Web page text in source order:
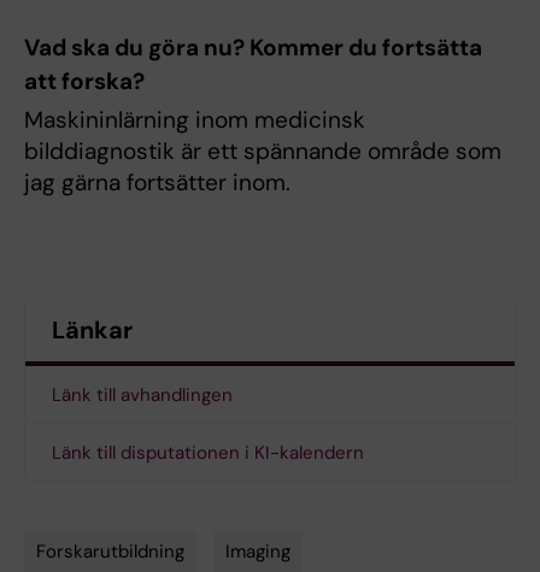
Vad ska du göra nu? Kommer du fortsätta
att forska?
Maskininlärning inom medicinsk
bilddiagnostik är ett spännande område som
jag gärna fortsätter inom.
Länkar
Länk till avhandlingen
Länk till disputationen i KI-kalendern
Forskarutbildning Imaging